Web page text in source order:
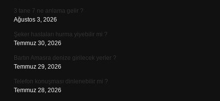
3 tane 7 ne anlama gelir ?
Ağustos 3, 2026
Şeker hastaları hurma yiyebilir mi ?
Temmuz 30, 2026
Bartın Amasra denize girilecek yerler ?
Temmuz 29, 2026
Telefon konuşması dinlenebilir mi ?
Temmuz 28, 2026